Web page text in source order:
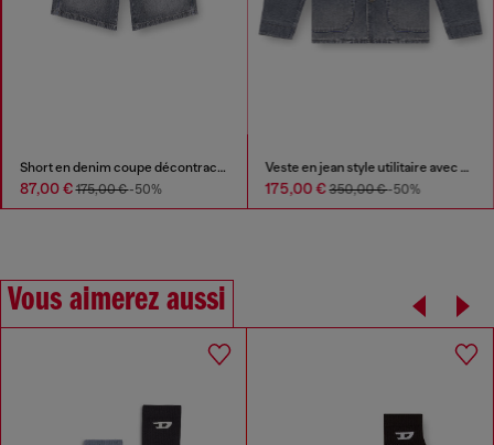
Short en denim coupe décontractée
87,00 €175,00 €-50%
Veste en jean style utilitaire avec col contrastant
175,00 €350,00 €-50%
Vous aimerez aussi